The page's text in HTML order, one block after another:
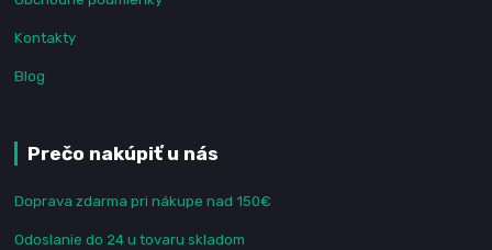
Kontakty
Blog
Prečo nakúpiť u nás
Doprava zdarma pri nákupe nad 150€
Odoslanie do 24 u tovaru skladom